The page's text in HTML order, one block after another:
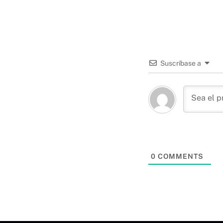
Suscríbase a
0 COMMENTS